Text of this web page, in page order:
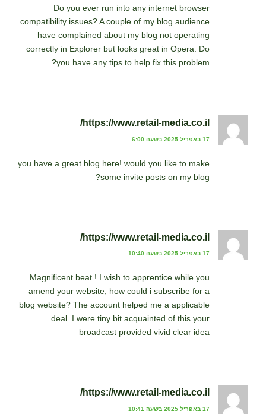
Do you ever run into any internet browser
compatibility issues? A couple of my blog audience
have complained about my blog not operating
correctly in Explorer but looks great in Opera. Do
you have any tips to help fix this problem?
https://www.retail-media.co.il/
17 באפריל 2025 בשעה 6:00
you have a great blog here! would you like to make
some invite posts on my blog?
https://www.retail-media.co.il/
17 באפריל 2025 בשעה 10:40
Magnificent beat ! I wish to apprentice while you
amend your website, how could i subscribe for a
blog website? The account helped me a applicable
deal. I were tiny bit acquainted of this your
broadcast provided vivid clear idea
https://www.retail-media.co.il/
17 באפריל 2025 בשעה 10:41